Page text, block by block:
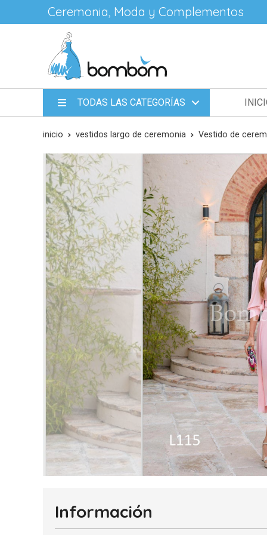
Ceremonia, Moda y Complementos
TODAS LAS CATEGORÍAS
inicio vestidos largo de ceremonia Vestido de
Información